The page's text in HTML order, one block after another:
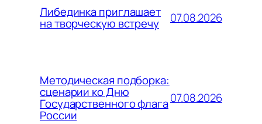
Либединка приглашает
на творческую встречу 07.08.2026
Методическая подборка:
сценарии ко Дню
Государственного флага
России
07.08.2026